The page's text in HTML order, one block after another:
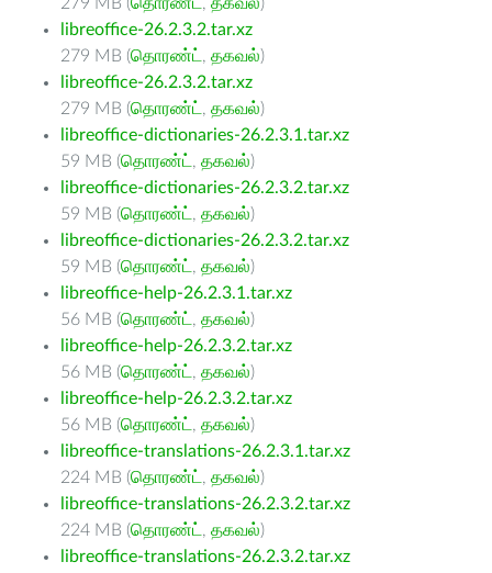
libreoffice-26.2.3.2.tar.xz
279 MB (தொரண்ட் , தகவல்)
libreoffice-26.2.3.2.tar.xz
279 MB (தொரண்ட் , தகவல்)
libreoffice-dictionaries-26.2.3.1.tar.xz
59 MB (தொரண்ட் , தகவல்)
libreoffice-dictionaries-26.2.3.2.tar.xz
59 MB (தொரண்ட் , தகவல்)
libreoffice-dictionaries-26.2.3.2.tar.xz
59 MB (தொரண்ட் , தகவல்)
libreoffice-help-26.2.3.1.tar.xz
56 MB (தொரண்ட் , தகவல்)
libreoffice-help-26.2.3.2.tar.xz
56 MB (தொரண்ட் , தகவல்)
libreoffice-help-26.2.3.2.tar.xz
56 MB (தொரண்ட் , தகவல்)
libreoffice-translations-26.2.3.1.tar.xz
224 MB (தொரண்ட் , தகவல்)
libreoffice-translations-26.2.3.2.tar.xz
224 MB (தொரண்ட் , தகவல்)
libreoffice-translations-26.2.3.2.tar.xz